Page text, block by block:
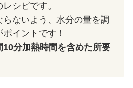
シピです。
らないよう、水分の量を調
イントです！
10分加熱時間を含めた所要